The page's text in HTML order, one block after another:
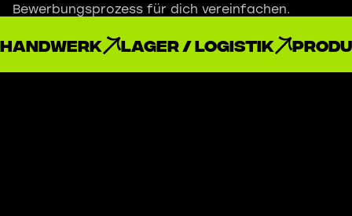
Bewerbungsprozess für dich vereinfachen.
Handwerk Lager / Logistik